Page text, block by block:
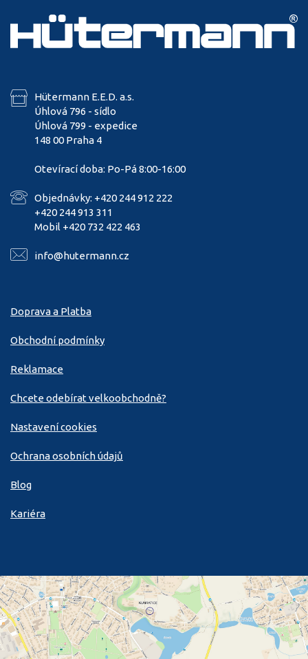
Hütermann E.E.D. a.s.
Úhlová 796 - sídlo
Úhlová 799 - expedice
148 00 Praha 4
Otevírací doba: Po-Pá 8:00-16:00
Objednávky: +420 244 912 222
+420 244 913 311
Mobil +420 732 422 463
info@hutermann.cz
Doprava a Platba
Obchodní podmínky
Reklamace
Chcete odebírat velkoobchodně?
Nastavení cookies
Ochrana osobních údajů
Blog
Kariéra